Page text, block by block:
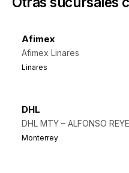
Afimex
Afimex Linares
Linares
DHL
DHL MTY – ALFONSO
Monterrey